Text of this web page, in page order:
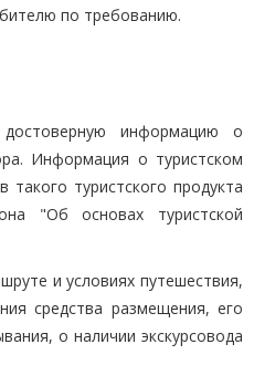
по требованию.
информацию о
Информация о туристском
туристского продукта
"Об основах туристской
и условиях путешествия,
средства размещения, его
о наличии экскурсовода